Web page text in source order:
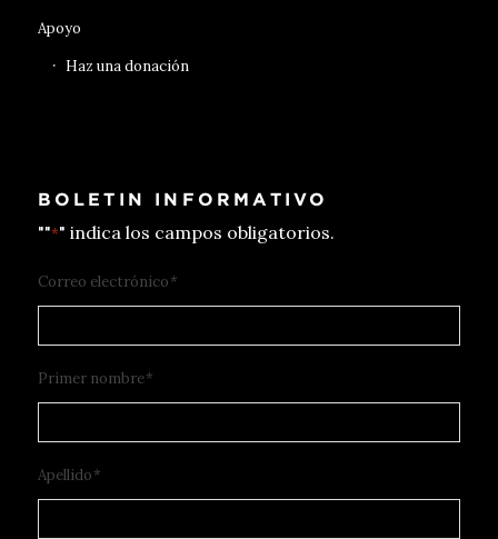
Apoyo
Haz una donación
BOLETIN INFORMATIVO
""*" indica los campos obligatorios.
Correo electrónico*
Primer nombre*
Apellido*